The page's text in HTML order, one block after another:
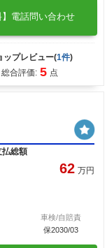
】電話問い合わせ
ップレビュー(1件)
総合評価: 5 点
払総額
62 万円
車検/自賠責
保2030/03